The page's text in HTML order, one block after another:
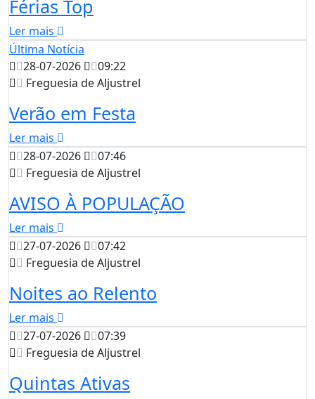
Férias Top
Ler mais
Última Notícia
28-07-2026
09:22
Freguesia de Aljustrel
Verão em Festa
Ler mais
28-07-2026
07:46
Freguesia de Aljustrel
AVISO À POPULAÇÃO
Ler mais
27-07-2026
07:42
Freguesia de Aljustrel
Noites ao Relento
Ler mais
27-07-2026
07:39
Freguesia de Aljustrel
Quintas Ativas